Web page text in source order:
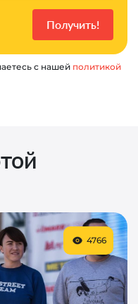
с нашей политикой
4766